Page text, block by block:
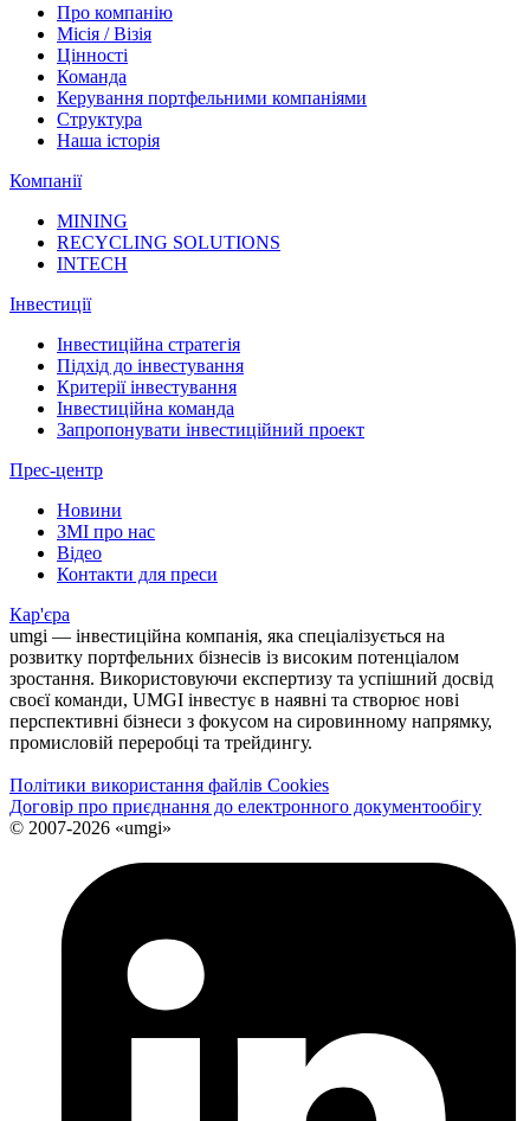
Про компанію
Місія / Візія
Цінності
Команда
Керування портфельними компаніями
Структура
Наша історія
Компанії
MINING
RECYCLING SOLUTIONS
INTECH
Інвестиції
Інвестиційна стратегія
Підхід до інвестування
Критерії інвестування
Інвестиційна команда
Запропонувати інвестиційний проект
Прес-центр
Новини
ЗМІ про нас
Відео
Контакти для преси
Кар'єра
umgi — інвестиційна компанія, яка спеціалізується на
розвитку портфельних бізнесів із високим потенціалом
зростання. Використовуючи експертизу та успішний досвід
своєї команди, UMGI інвестує в наявні та створює нові
перспективні бізнеси з фокусом на сировинному напрямку,
промисловій переробці та трейдингу.
Політики використання файлів Cookies
Договір про приєднання до електронного документообiгу
© 2007-2026 «umgi»